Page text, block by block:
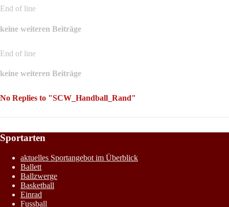
End of line
keine weiteren Beiträge
End of line
keine weiteren Beiträge
No Replies to "SCW_Handball_Rand"
Sportarten
aktuelles Sportangebot im Überblick
Ballett
Ballzwerge
Basketball
Einrad
Fussball